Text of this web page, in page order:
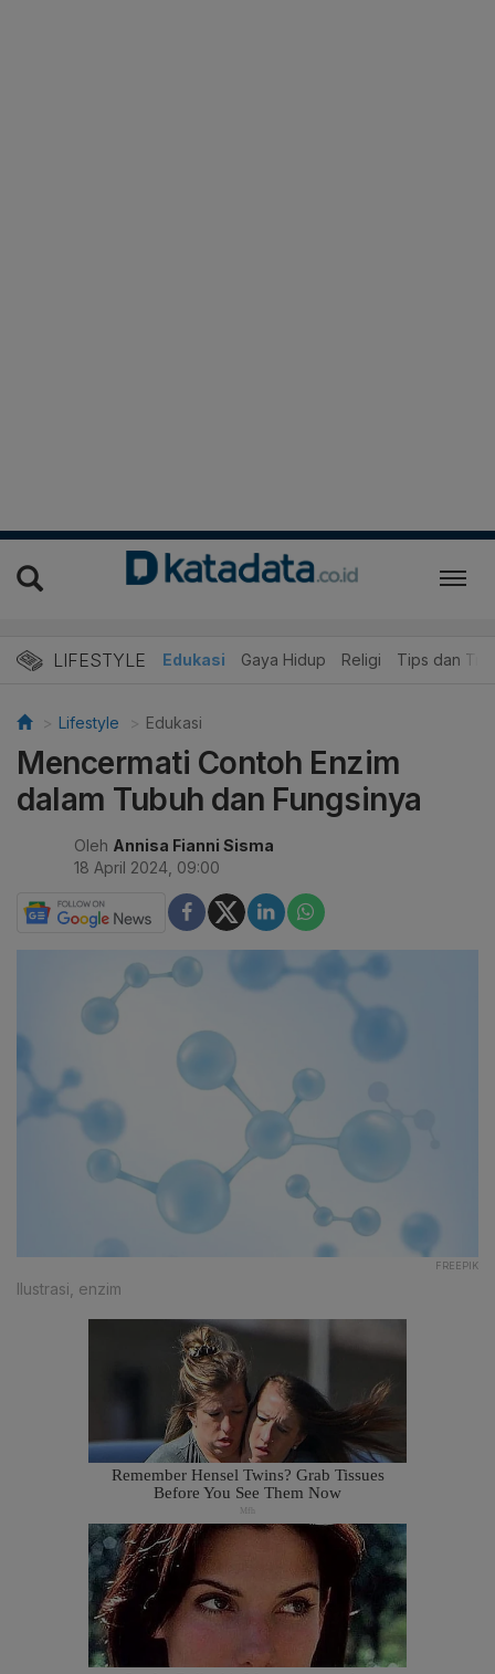
LIFESTYLE
Wisata dan Kuliner Edukasi Gaya Hidup Religi Tips dan Trik
Lifestyle Edukasi
Mencermati Contoh Enzim
dalam Tubuh dan Fungsinya
Oleh Annisa Fianni Sisma
18 April 2024, 09:00
FREEPIK
Ilustrasi, enzim